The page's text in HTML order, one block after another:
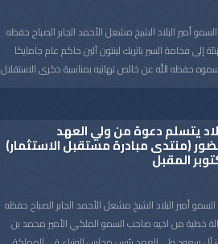
أمير البلاد الشيخ مشعل الأحمد الجابر الصباح حفظه
إلى فخامة السير باتريك لينتون آلين حاكم عام جامايكا
حفظه الله عن خالص تهانيه بمناسبة ذكرى الاستقلال
يتسلم دعوة من ولي العهد
(منتدى مبادرة مستقبل الاستثمار)
المقبل
أمير البلاد الشيخ مشعل الأحمد الجابر الصباح حفظه
خطية من اخيه صاحب السمو الملكي الأمير محمد بن